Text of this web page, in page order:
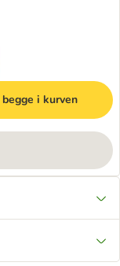
i kurven